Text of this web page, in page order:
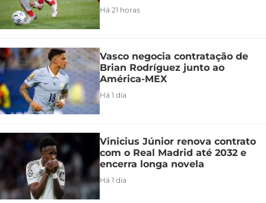
Há 21 horas
Vasco negocia contratação de
Brian Rodríguez junto ao
América-MEX
Há 1 dia
Vinicius Júnior renova contrato
com o Real Madrid até 2032 e
encerra longa novela
Há 1 dia